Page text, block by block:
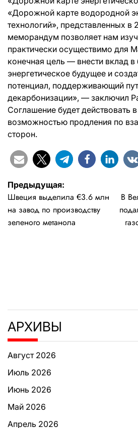
«Дорожной карте водородной
технологий», представленных в
меморандум позволяет нам
практически осуществимо для
конечная цель — внести вклад в
энергетическое будущее и
потенциал, поддерживающий
декарбонизации», — заключил
Соглашение будет действовать
возможностью продления по
сторон.
Навигация
по
записям
Предыдущая:
Швеция выделила €3.6 млн
на завод по производству
зеленого метанола
В
АРХИВЫ
Август 2026
Июль 2026
Июнь 2026
Май 2026
Апрель 2026